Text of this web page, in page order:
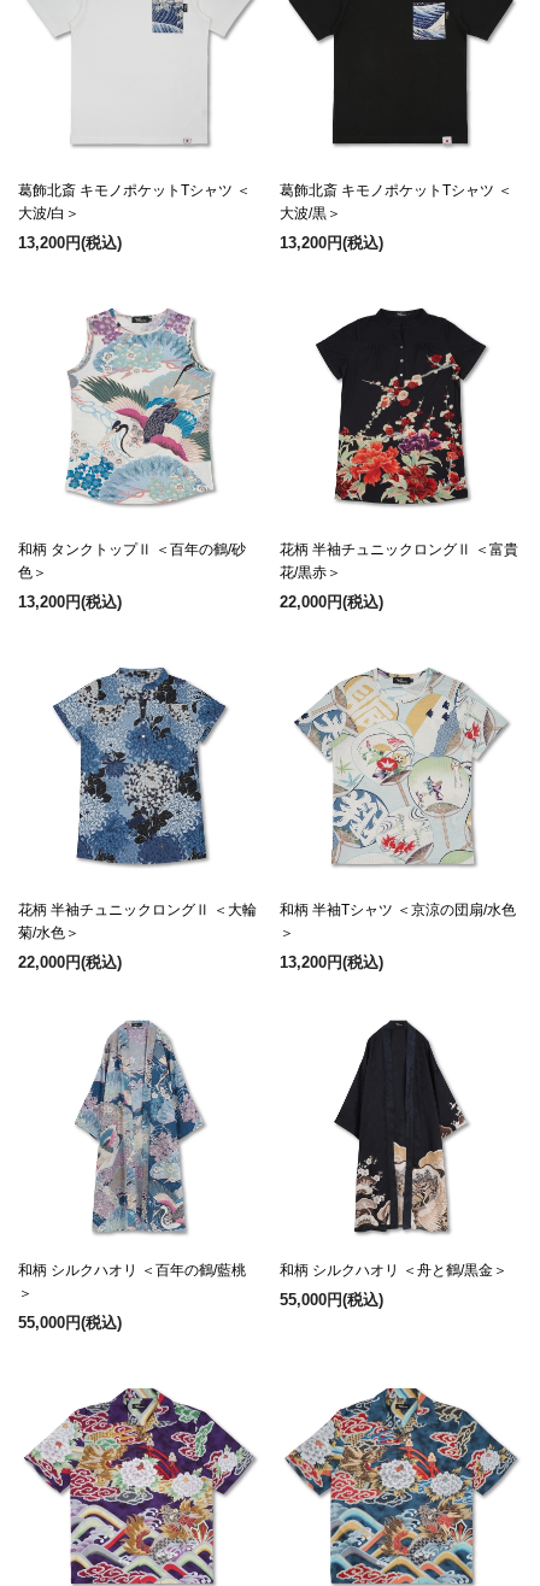
葛飾北斎 キモノポケットTシャツ ＜
大波/白＞
13,200円(税込)
葛飾北斎 キモノポケットTシャツ ＜
大波/黒＞
13,200円(税込)
和柄 タンクトップⅡ ＜百年の鶴/砂
色＞
13,200円(税込)
花柄 半袖チュニックロングⅡ ＜富貴
花/黒赤＞
22,000円(税込)
花柄 半袖チュニックロングⅡ ＜大輪
菊/水色＞
22,000円(税込)
和柄 半袖Tシャツ ＜京涼の団扇/水色
＞
13,200円(税込)
和柄 シルクハオリ ＜百年の鶴/藍桃
＞
55,000円(税込)
和柄 シルクハオリ ＜舟と鶴/黒金＞
55,000円(税込)